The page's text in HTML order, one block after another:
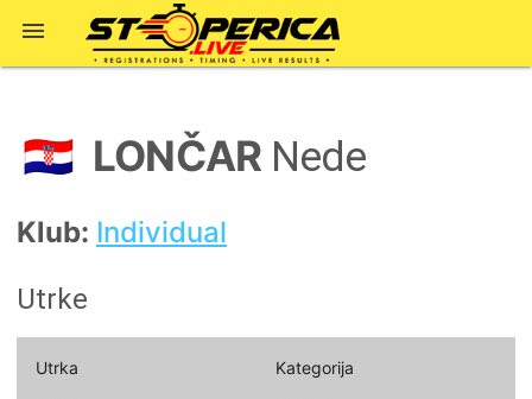

🇭🇷 LONČAR Nede
Klub: Individual
Utrke
Utrka Kategorija